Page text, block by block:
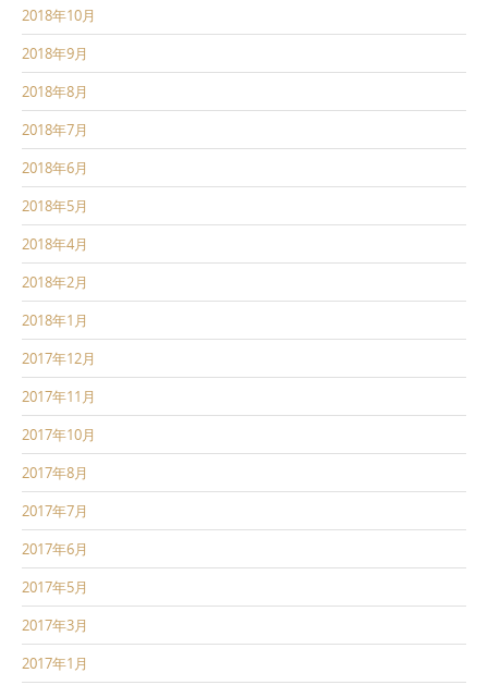
2018年10月
2018年9月
2018年8月
2018年7月
2018年6月
2018年5月
2018年4月
2018年2月
2018年1月
2017年12月
2017年11月
2017年10月
2017年8月
2017年7月
2017年6月
2017年5月
2017年3月
2017年1月